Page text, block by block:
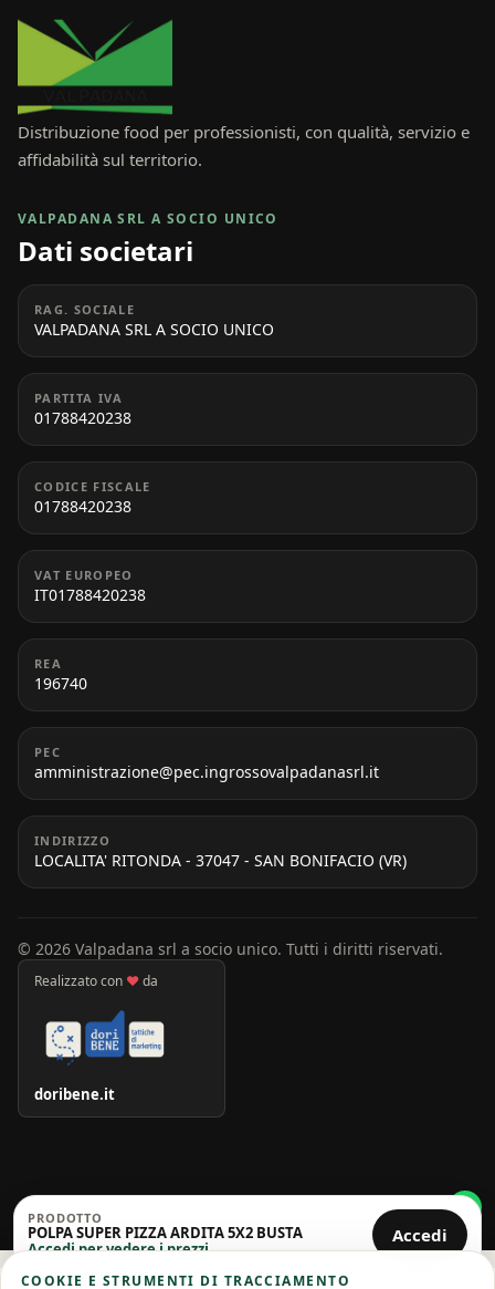
Distribuzione food per professionisti, con qualità, servizio e
affidabilità sul territorio.
VALPADANA SRL A SOCIO UNICO
Dati societari
RAG. SOCIALE
VALPADANA SRL A SOCIO UNICO
PARTITA IVA
01788420238
CODICE FISCALE
01788420238
VAT EUROPEO
IT01788420238
REA
196740
PEC
amministrazione@pec.ingrossovalpadanasrl.it
INDIRIZZO
LOCALITA' RITONDA - 37047 - SAN BONIFACIO (VR)
© 2026 Valpadana srl a socio unico. Tutti i diritti riservati.
Realizzato con ♥da
doribene.it
COOKIE E STRUMENTI DI TRACCIAMENTO
PRODOTTO
POLPA SUPER PIZZA ARDITA 5X2 BUSTA
Accedi per vedere i prezzi
Accedi